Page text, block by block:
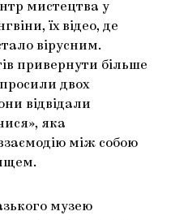
РІЗДВЯНІ СВЯТА
мистецтва у
їх відео, де
вірусним.
привернути більше
двох
відвідали
яка
між собою
музею